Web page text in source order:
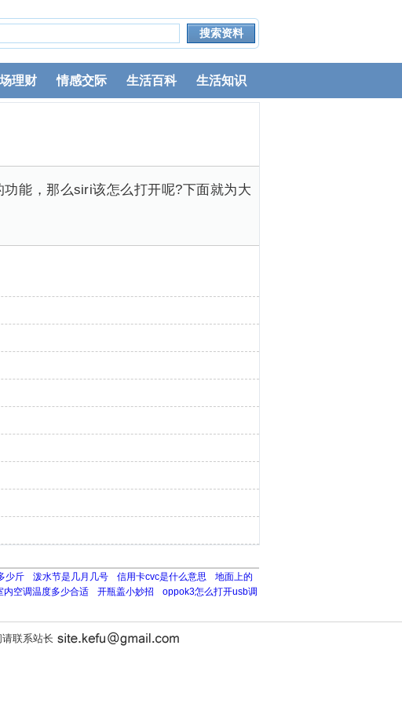
理财 情感交际 生活百科 生活知识
能，那么siri该怎么打开呢?下面就为大
少斤 泼水节是几月几号 信用卡cvc是什么意思
地面上的
内空调温度多少合适 开瓶盖小妙招
oppok3怎么打开usb调
联系站长